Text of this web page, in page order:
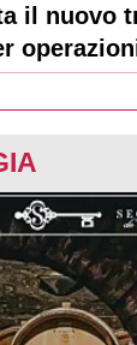
il nuovo